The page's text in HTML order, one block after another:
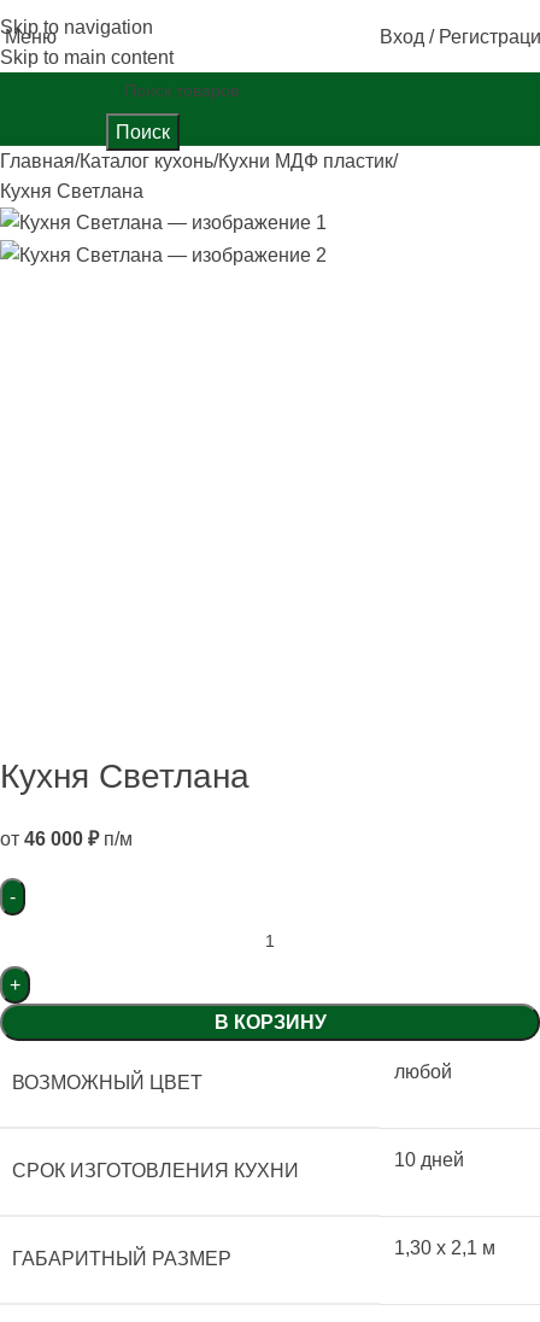
Skip to navigation
Skip to main content
Меню Вход /
Поиск
Главная Каталог кухонь Кухни МДФ пластик
Кухня Светлана
Кухня Светлана
от 46 000 ₽п/м
В КОРЗИНУ
ВОЗМОЖНЫЙ ЦВЕТ
любой
СРОК ИЗГОТОВЛЕНИЯ КУХНИ
10 дней
ГАБАРИТНЫЙ РАЗМЕР
1,30 x 2,1 м